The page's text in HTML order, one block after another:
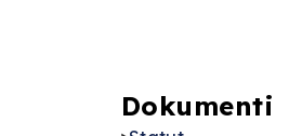
Dokumenti